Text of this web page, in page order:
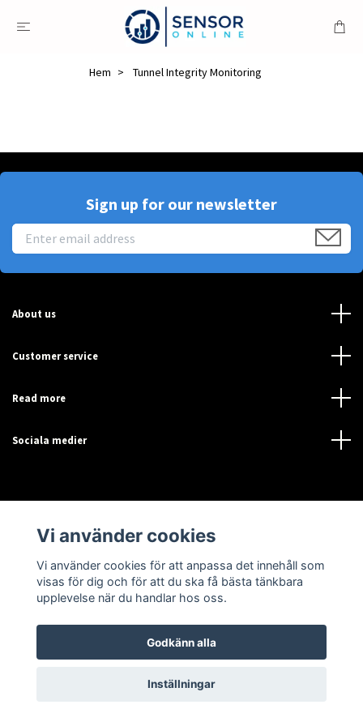
Hem Tunnel Integrity Monitoring
Sign up for our newsletter
About us
Customer service
Read more
Sociala medier
© 2026 Sensor-Online
Vi använder cookies
Vi använder cookies för att anpassa det innehåll som
visas för dig och för att du ska få bästa tänkbara
upplevelse när du handlar hos oss.
Godkänn alla
Inställningar